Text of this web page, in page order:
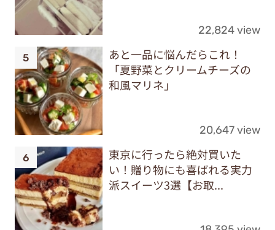
22,824 view
あと一品に悩んだらこれ！
「夏野菜とクリームチーズの
和風マリネ」
20,647 view
東京に行ったら絶対買いた
い！贈り物にも喜ばれる実力
派スイーツ3選【お取...